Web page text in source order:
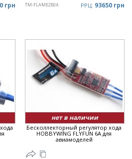
грн TM-FLAME280A РРЦ: 93650 грн
нет в наличии
Бесколлекторный регулятор хода
HOBBYWING FLYFUN 6A для
авиамоделей